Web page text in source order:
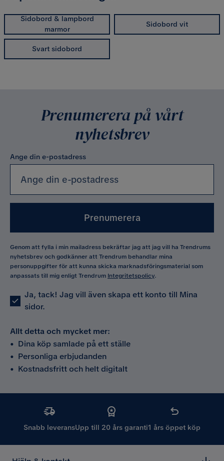
Sidobord & lampbord
marmor
Sidobord vit
Svart sidobord
Prenumerera på vårt
nyhetsbrev
Ange din e-postadress
Prenumerera
Genom att fylla i min mailadress bekräftar jag att jag vill ha Trendrums
nyhetsbrev och godkänner att Trendrum behandlar mina
personuppgifter för att kunna skicka marknadsföringsmaterial som
anpassats till mig enligt Trendrum Integritetspolicy.
Ja, tack! Jag vill även skapa ett konto till Mina
sidor.
Allt detta och mycket mer:
• Dina köp samlade på ett ställe
• Personliga erbjudanden
• Kostnadsfritt och helt digitalt
Snabb leveransUpp till 20 års garanti1 års öppet köp